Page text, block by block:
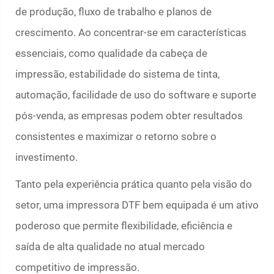
de produção, fluxo de trabalho e planos de
crescimento. Ao concentrar-se em características
essenciais, como qualidade da cabeça de
impressão, estabilidade do sistema de tinta,
automação, facilidade de uso do software e suporte
pós-venda, as empresas podem obter resultados
consistentes e maximizar o retorno sobre o
investimento.
Tanto pela experiência prática quanto pela visão do
setor, uma impressora DTF bem equipada é um ativo
poderoso que permite flexibilidade, eficiência e
saída de alta qualidade no atual mercado
competitivo de impressão.